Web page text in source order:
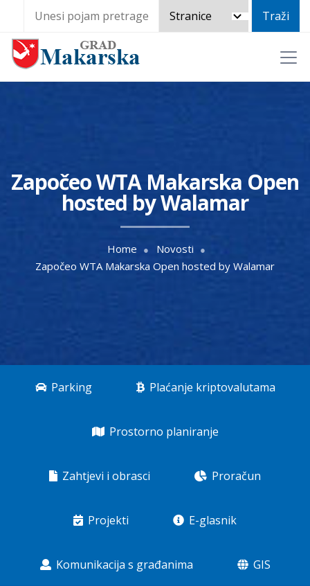
Započeo WTA Makarska Open
hosted by Walamar
Home
Novosti
Započeo WTA Makarska Open hosted by Walamar
Parking Plaćanje kriptovalutama
Prostorno planiranje
Zahtjevi i obrasci Proračun
Projekti E-glasnik
Komunikacija s građanima GIS